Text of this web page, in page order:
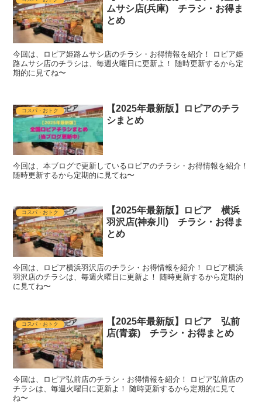
ムサシ店(兵庫) チラシ・お得ま
とめ
今回は、ロピア姫路ムサシ店のチラシ・お得情報を紹介！ ロピア姫
路ムサシ店のチラシは、毎週火曜日に更新よ！ 随時更新するから定
期的に見てね〜
コスパ・おトク
【2025年最新版】ロピアのチラ
シまとめ
今回は、本ブログで更新しているロピアのチラシ・お得情報を紹介！
随時更新するから定期的に見てね〜
コスパ・おトク
【2025年最新版】ロピア 横浜
羽沢店(神奈川) チラシ・お得ま
とめ
今回は、ロピア横浜羽沢店のチラシ・お得情報を紹介！ ロピア横浜
羽沢店のチラシは、毎週火曜日に更新よ！ 随時更新するから定期的
に見てね〜
コスパ・おトク
【2025年最新版】ロピア 弘前
店(青森) チラシ・お得まとめ
今回は、ロピア弘前店のチラシ・お得情報を紹介！ ロピア弘前店の
チラシは、毎週火曜日に更新よ！ 随時更新するから定期的に見て
ね〜